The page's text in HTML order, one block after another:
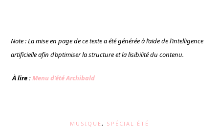
Note : La mise en page de ce texte a été générée à l’aide de l’intelligence
artificielle afin d’optimiser la structure et la lisibilité du contenu.
À lire :Menu d’été Archibald
MUSIQUE, SPÉCIAL ÉTÉ